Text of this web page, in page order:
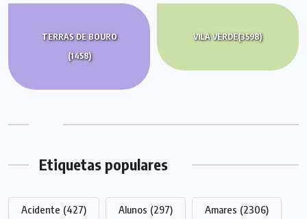
TERRAS DE BOURO
(1458)
VILA VERDE(3598)
Etiquetas populares
Acidente (427) Alunos (297) Amares (2306)